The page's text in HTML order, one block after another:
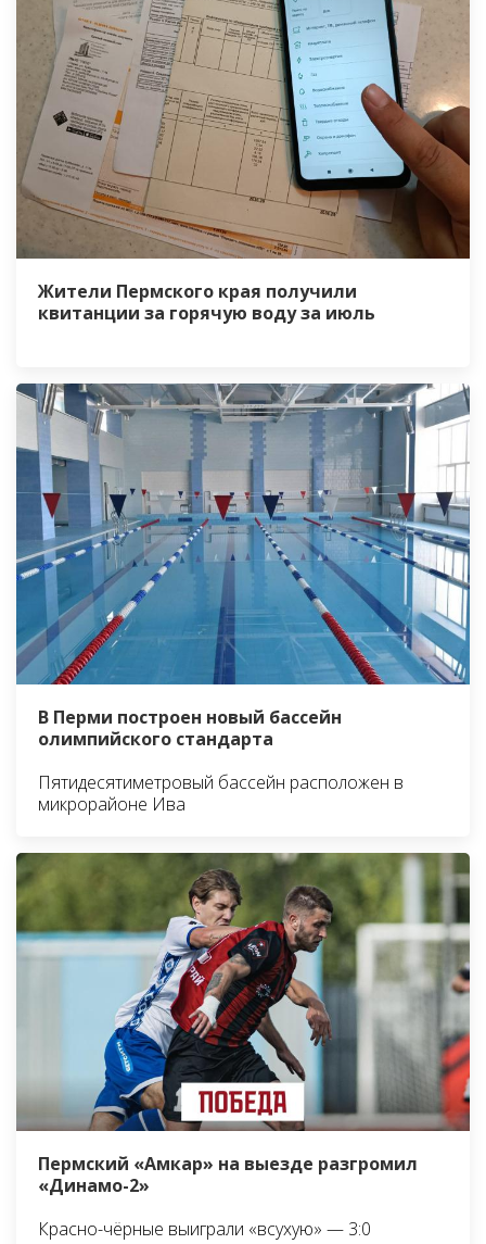
Жители Пермского края получили
квитанции за горячую воду за июль
В Перми построен новый бассейн
олимпийского стандарта
Пятидесятиметровый бассейн расположен в
микрорайоне Ива
Пермский «Амкар» на выезде разгромил
«Динамо-2»
Красно-чёрные выиграли «всухую» — 3:0